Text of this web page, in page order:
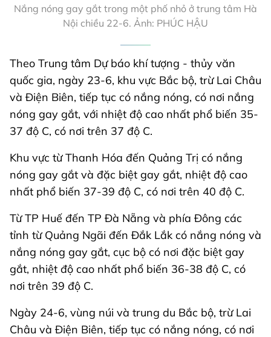
Nắng nóng gay gắt trong một phố nhỏ ở trung tâm Hà
Nội chiều 22-6. Ảnh: PHÚC HẬU
Theo Trung tâm Dự báo khí tượng - thủy văn
quốc gia, ngày 23-6, khu vực Bắc bộ, trừ Lai Châu
và Điện Biên, tiếp tục có nắng nóng, có nơi nắng
nóng gay gắt, với nhiệt độ cao nhất phổ biến 35-
37 độ C, có nơi trên 37 độ C.
Khu vực từ Thanh Hóa đến Quảng Trị có nắng
nóng gay gắt và đặc biệt gay gắt, nhiệt độ cao
nhất phổ biến 37-39 độ C, có nơi trên 40 độ C.
Từ TP Huế đến TP Đà Nẵng và phía Đông các
tỉnh từ Quảng Ngãi đến Đắk Lắk có nắng nóng và
nắng nóng gay gắt, cục bộ có nơi đặc biệt gay
gắt, nhiệt độ cao nhất phổ biến 36-38 độ C, có
nơi trên 39 độ C.
Ngày 24-6, vùng núi và trung du Bắc bộ, trừ Lai
Châu và Điện Biên, tiếp tục có nắng nóng, có nơi